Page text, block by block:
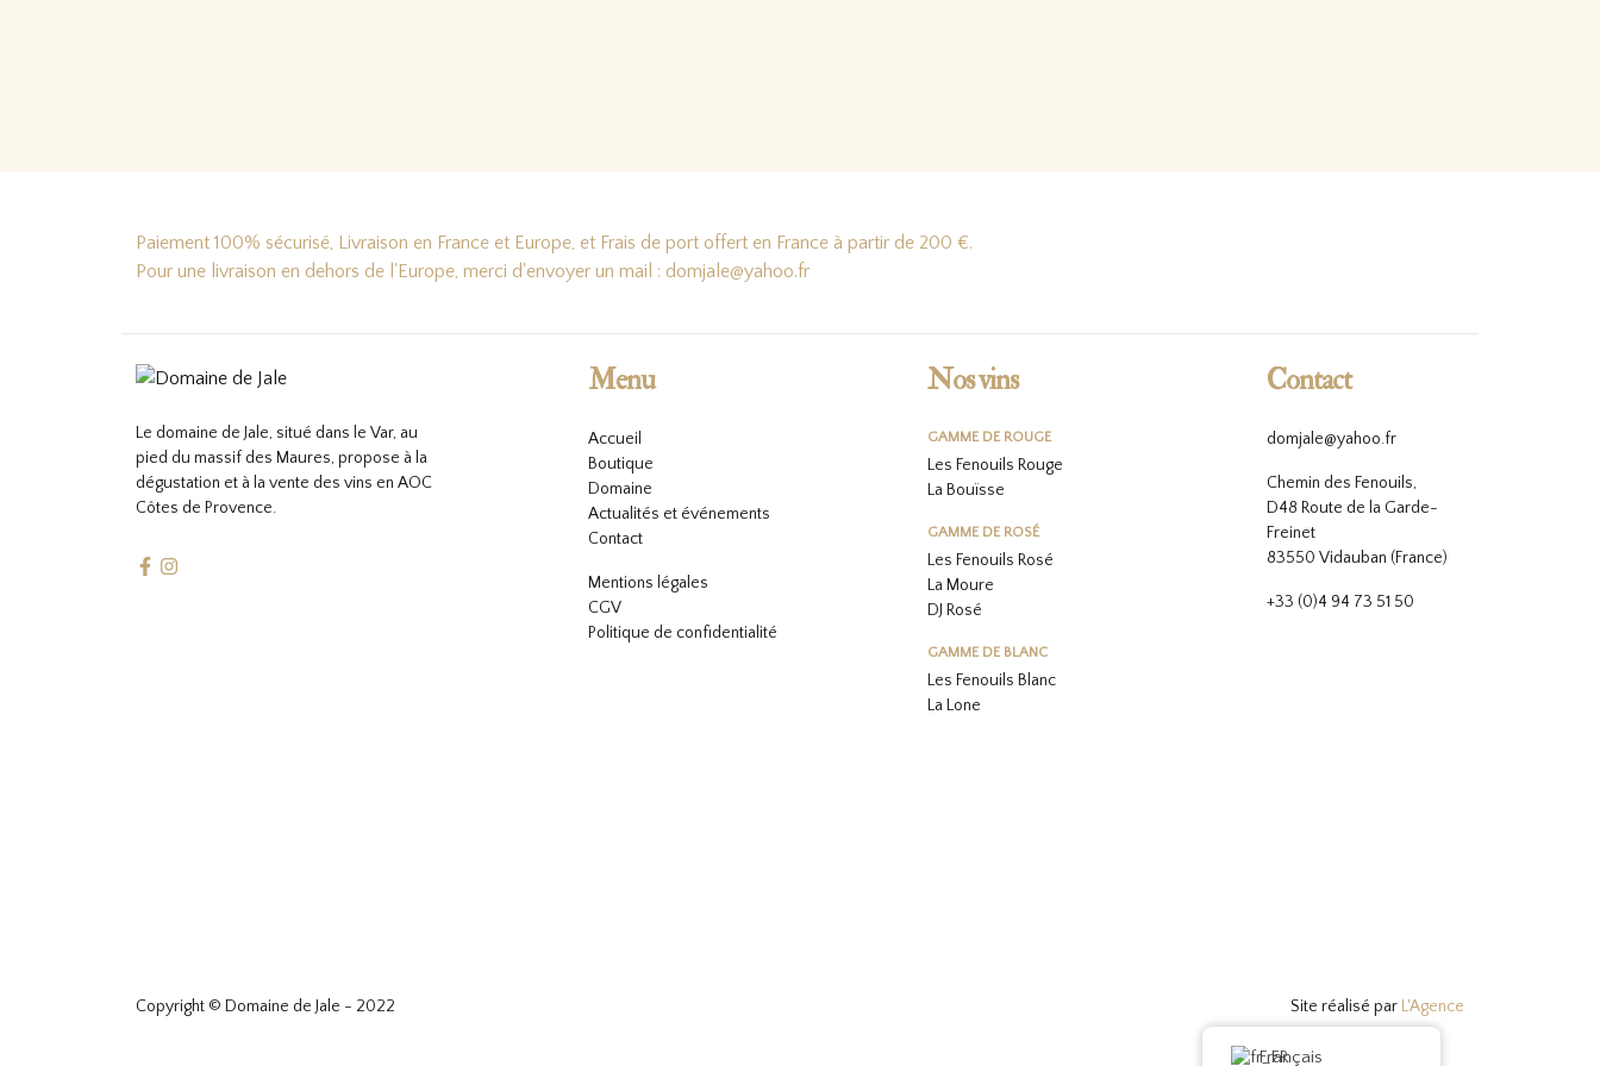
Paiement 100% sécurisé, Livraison en France et Europe, et Frais de port offert en France à partir de 200 €.
Pour une livraison en dehors de l'Europe, merci d'envoyer un mail : domjale@yahoo.fr
Le domaine de Jale, situé dans le Var, au
pied du massif des Maures, propose à la
dégustation et à la vente des vins en AOC
Côtes de Provence.
Menu
Accueil
Boutique
Domaine
Actualités et événements
Contact
Mentions légales
CGV
Politique de confidentialité
Nos vins
GAMME DE ROUGE
Les Fenouils Rouge
La Bouïsse
GAMME DE ROSÉ
Les Fenouils Rosé
La Moure
DJ Rosé
GAMME DE BLANC
Les Fenouils Blanc
La Lone
Contact
domjale@yahoo.fr
Chemin des Fenouils,
D48 Route de la Garde-
Freinet
83550 Vidauban (France)
+33 (0)4 94 73 51 50
Copyright © Domaine de Jale - 2022 Site réalisé par L'Agence
Français